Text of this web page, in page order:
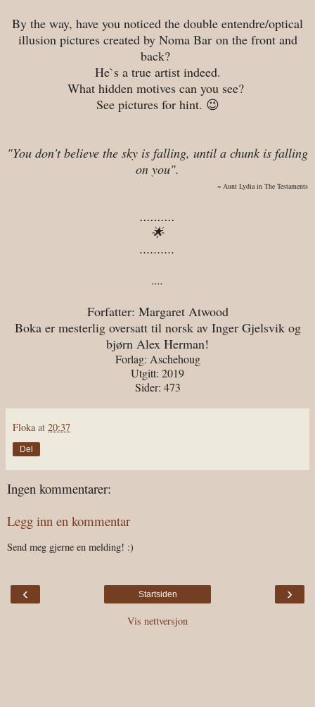
By the way, have you noticed the double entendre/optical
illusion pictures created by Noma Bar on the front and
back?
He`s a true artist indeed.
What hidden motives can you see?
See pictures for hint. 😉
"You don't believe the sky is falling, until a chunk is falling
on you".
~ Aunt Lydia in The Testaments
..........
🌟
..........
....
Forfatter: Margaret Atwood
Boka er mesterlig oversatt til norsk av Inger Gjelsvik og
bjørn Alex Herman!
Forlag: Aschehoug
Utgitt: 2019
Sider: 473
Floka at 20:37
Del
Ingen kommentarer:
Legg inn en kommentar
Send meg gjerne en melding! :)
‹ ›
Startsiden
Vis nettversjon